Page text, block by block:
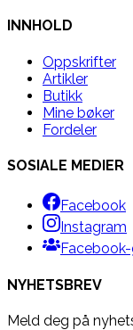
INNHOLD
Oppskrifter
Artikler
Butikk
Mine bøker
Fordeler
SOSIALE MEDIER
Facebook
Instagram
NYHETSBREV
Meld deg på